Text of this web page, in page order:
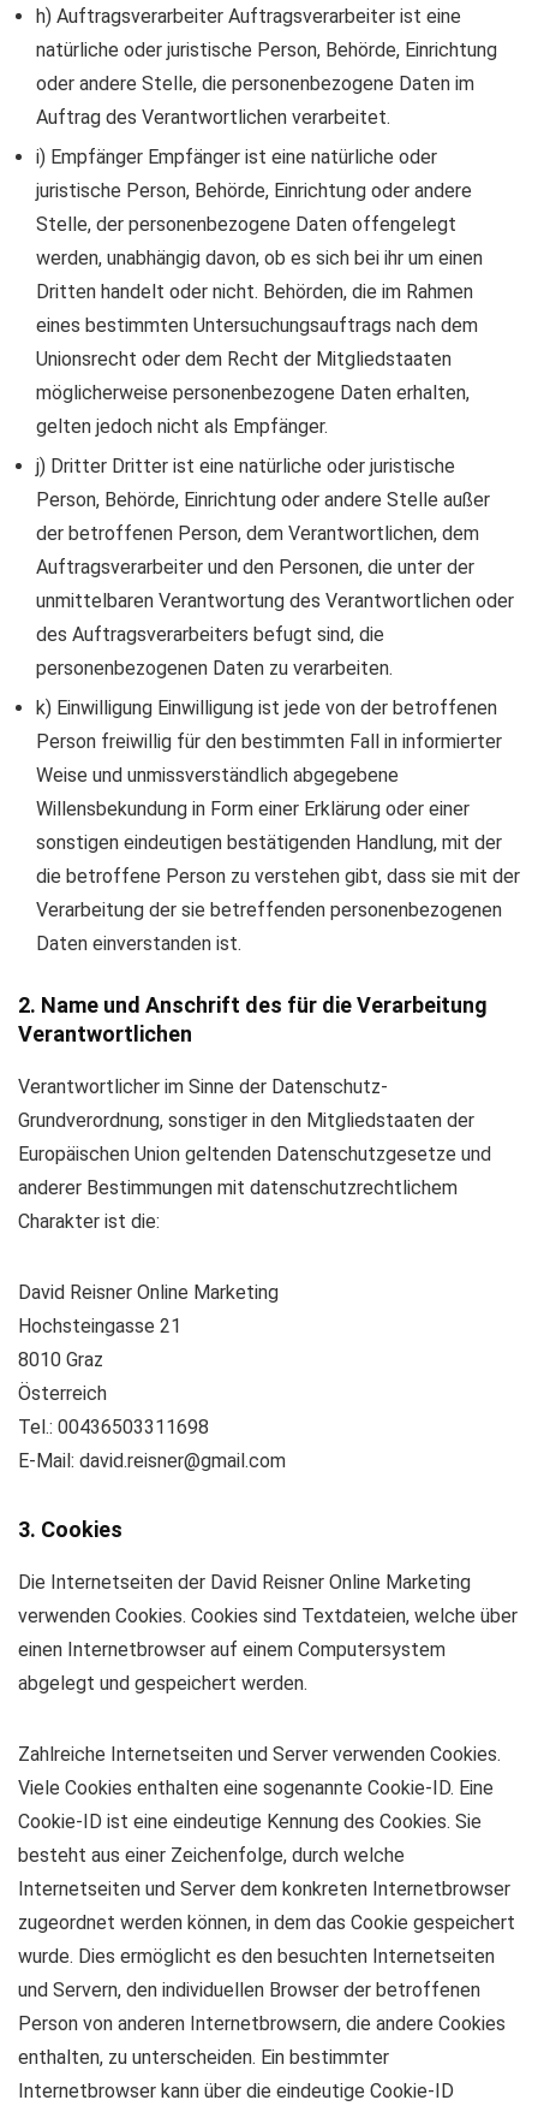
h) Auftragsverarbeiter Auftragsverarbeiter ist eine
natürliche oder juristische Person, Behörde, Einrichtung
oder andere Stelle, die personenbezogene Daten im
Auftrag des Verantwortlichen verarbeitet.
i) Empfänger Empfänger ist eine natürliche oder
juristische Person, Behörde, Einrichtung oder andere
Stelle, der personenbezogene Daten offengelegt
werden, unabhängig davon, ob es sich bei ihr um einen
Dritten handelt oder nicht. Behörden, die im Rahmen
eines bestimmten Untersuchungsauftrags nach dem
Unionsrecht oder dem Recht der Mitgliedstaaten
möglicherweise personenbezogene Daten erhalten,
gelten jedoch nicht als Empfänger.
j) Dritter Dritter ist eine natürliche oder juristische
Person, Behörde, Einrichtung oder andere Stelle außer
der betroffenen Person, dem Verantwortlichen, dem
Auftragsverarbeiter und den Personen, die unter der
unmittelbaren Verantwortung des Verantwortlichen oder
des Auftragsverarbeiters befugt sind, die
personenbezogenen Daten zu verarbeiten.
k) Einwilligung Einwilligung ist jede von der betroffenen
Person freiwillig für den bestimmten Fall in informierter
Weise und unmissverständlich abgegebene
Willensbekundung in Form einer Erklärung oder einer
sonstigen eindeutigen bestätigenden Handlung, mit der
die betroffene Person zu verstehen gibt, dass sie mit der
Verarbeitung der sie betreffenden personenbezogenen
Daten einverstanden ist.
2. Name und Anschrift des für die Verarbeitung
Verantwortlichen
Verantwortlicher im Sinne der Datenschutz-
Grundverordnung, sonstiger in den Mitgliedstaaten der
Europäischen Union geltenden Datenschutzgesetze und
anderer Bestimmungen mit datenschutzrechtlichem
Charakter ist die:
David Reisner Online Marketing
Hochsteingasse 21
8010 Graz
Österreich
Tel.: 00436503311698
E-Mail: david.reisner@gmail.com
3. Cookies
Die Internetseiten der David Reisner Online Marketing
verwenden Cookies. Cookies sind Textdateien, welche über
einen Internetbrowser auf einem Computersystem
abgelegt und gespeichert werden.
Zahlreiche Internetseiten und Server verwenden Cookies.
Viele Cookies enthalten eine sogenannte Cookie-ID. Eine
Cookie-ID ist eine eindeutige Kennung des Cookies. Sie
besteht aus einer Zeichenfolge, durch welche
Internetseiten und Server dem konkreten Internetbrowser
zugeordnet werden können, in dem das Cookie gespeichert
wurde. Dies ermöglicht es den besuchten Internetseiten
und Servern, den individuellen Browser der betroffenen
Person von anderen Internetbrowsern, die andere Cookies
enthalten, zu unterscheiden. Ein bestimmter
Internetbrowser kann über die eindeutige Cookie-ID